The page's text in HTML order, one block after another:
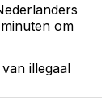
om
illegaal